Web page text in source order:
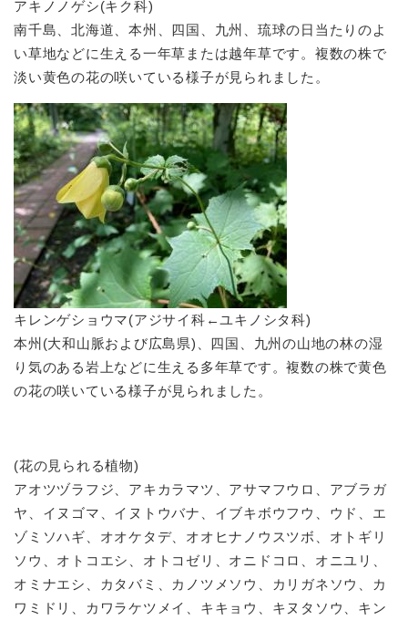
アキノノゲシ(キク科)
南千島、北海道、本州、四国、九州、琉球の日当たりのよ
い草地などに生える一年草または越年草です。複数の株で
淡い黄色の花の咲いている様子が見られました。
キレンゲショウマ(アジサイ科←ユキノシタ科)
本州(大和山脈および広島県)、四国、九州の山地の林の湿
り気のある岩上などに生える多年草です。複数の株で黄色
の花の咲いている様子が見られました。
(花の見られる植物)
アオツヅラフジ、アキカラマツ、アサマフウロ、アブラガ
ヤ、イヌゴマ、イヌトウバナ、イブキボウフウ、ウド、エ
ゾミソハギ、オオケタデ、オオヒナノウスツボ、オトギリ
ソウ、オトコエシ、オトコゼリ、オニドコロ、オニユリ、
オミナエシ、カタバミ、カノツメソウ、カリガネソウ、カ
ワミドリ、カワラケツメイ、キキョウ、キヌタソウ、キン